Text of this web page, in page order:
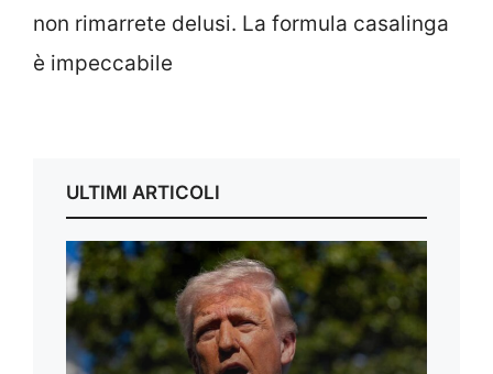
non rimarrete delusi. La formula casalinga
è impeccabile
ULTIMI ARTICOLI